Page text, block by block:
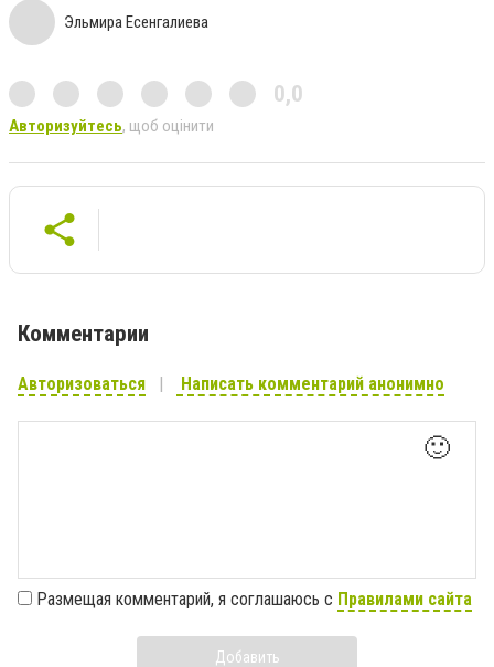
Эльмира Есенгалиева
0,0
Авторизуйтесь, щоб оцінити
Комментарии
Авторизоваться Написать комментарий анонимно
🙂
Размещая комментарий, я соглашаюсь с Правилами сайта
Добавить